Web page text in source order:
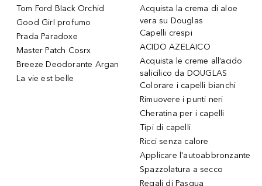
Tom Ford Black Orchid
Good Girl profumo
Prada Paradoxe
Master Patch Cosrx
Breeze Deodorante Argan
La vie est belle
Acquista la crema di aloe
vera su Douglas
Capelli crespi
ACIDO AZELAICO
Acquista le creme all’acido
salicilico da DOUGLAS
Colorare i capelli bianchi
Rimuovere i punti neri
Cheratina per i capelli
Tipi di capelli
Ricci senza calore
Applicare l'autoabbronzante
Spazzolatura a secco
Regali di Pasqua